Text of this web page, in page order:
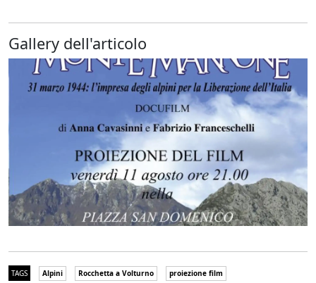
Gallery dell'articolo
TAGS Alpini Rocchetta a Volturno
proiezione film